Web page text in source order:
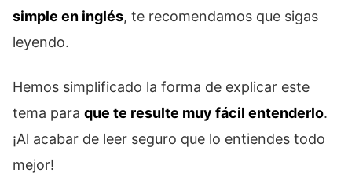
simple en inglés, te recomendamos que sigas
leyendo.
Hemos simplificado la forma de explicar este
tema para que te resulte muy fácil entenderlo.
¡Al acabar de leer seguro que lo entiendes todo
mejor!